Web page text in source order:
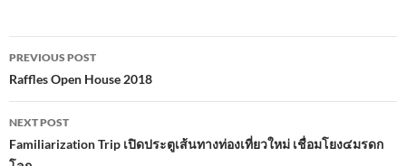
b
o
o
k
er
s
A
p
p
e
Post
navigation
PREVIOUS POST
Raffles Open House 2018
NEXT POST
Familiarization Trip เปิดประตูเส้นทางท่องเที่ยวใหม่ เชื่อมโยง๔มรดก